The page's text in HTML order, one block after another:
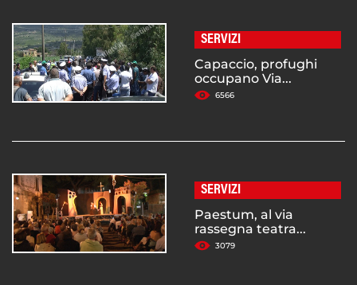
SERVIZI
Capaccio, profughi
occupano Via...
6566
SERVIZI
Paestum, al via
rassegna teatra...
3079